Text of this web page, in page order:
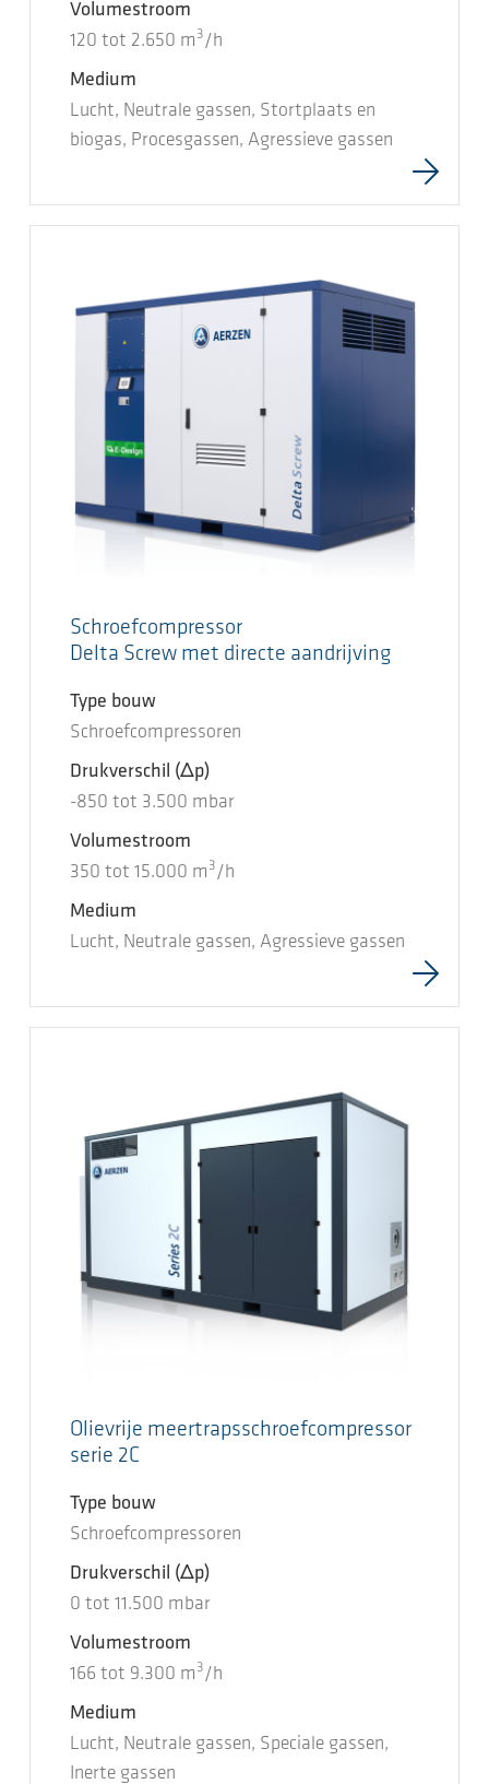
Volumestroom
120 tot 2.650 m 3 /h
Medium
Lucht, Neutrale gassen, Stortplaats en
biogas, Procesgassen, Agressieve gassen
Schroefcompressor
Delta Screw met directe aandrijving
Type bouw
Schroefcompressoren
Drukverschil (Δp)
-850 tot 3.500 mbar
Volumestroom
350 tot 15.000 m 3 /h
Medium
Lucht, Neutrale gassen, Agressieve gassen
Olievrije meertrapsschroefcompressor
serie 2C
Type bouw
Schroefcompressoren
Drukverschil (Δp)
0 tot 11.500 mbar
Volumestroom
166 tot 9.300 m 3 /h
Medium
Lucht, Neutrale gassen, Speciale gassen,
Inerte gassen